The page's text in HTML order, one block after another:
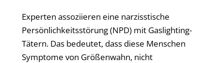
Experten assoziieren eine narzisstische
Persönlichkeitsstörung (NPD) mit Gaslighting-
Tätern. Das bedeutet, dass diese Menschen
Symptome von Größenwahn, nicht